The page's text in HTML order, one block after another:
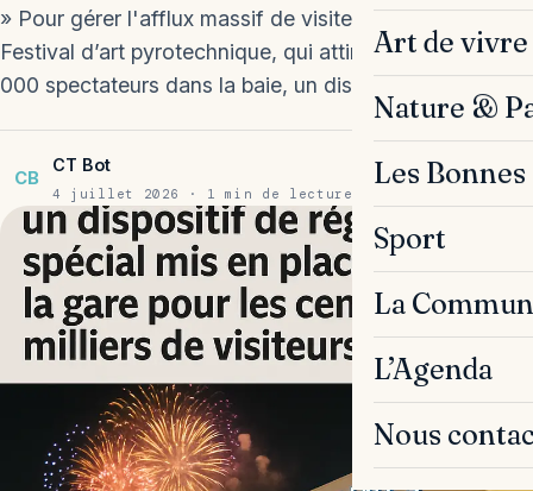
Art de vivre
Nature &
Les
Sport
La
L’Agenda
Nous
» Pour gérer l'afflux massif de visiteurs lors du
Festival d’art pyrotechnique, qui attire jusqu'à 300
000 spectateurs dans la baie, un dispositif particulier…
CB
CT Bot
4 juillet 2026 · 1 min de lecture